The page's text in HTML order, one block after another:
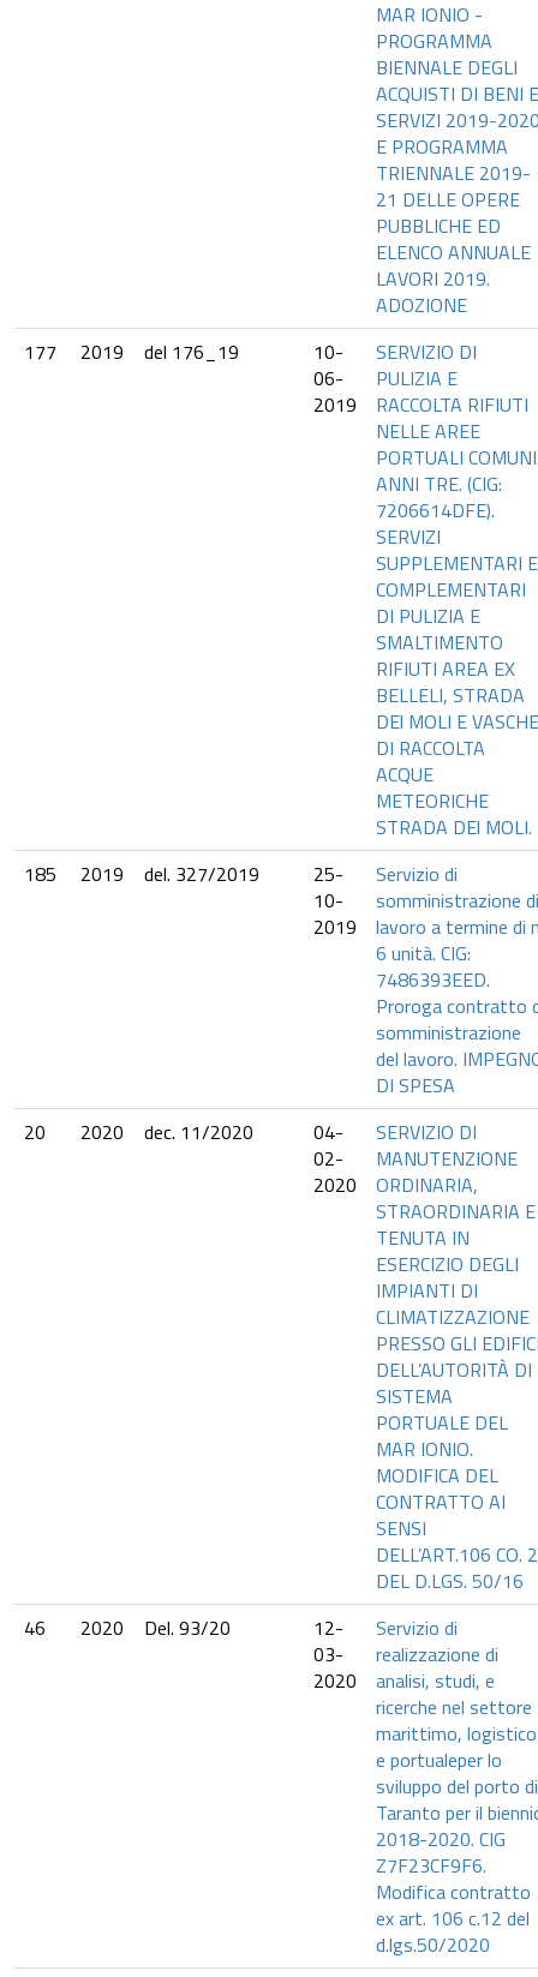
MAR IONIO -
PROGRAMMA
BIENNALE DEGLI
ACQUISTI DI BENI E
SERVIZI 2019-
E PROGRAMMA
TRIENNALE 2019-
21 DELLE OPERE
PUBBLICHE ED
ELENCO ANNUALE
LAVORI 2019.
ADOZIONE
177
2019 del 176_19
10-
06-
2019
SERVIZIO DI
PULIZIA E
RACCOLTA RIFIUTI
NELLE AREE
PORTUALI
ANNI TRE. (CIG:
7206614DFE).
SERVIZI
SUPPLEMENTARI E
COMPLEMENTARI
DI PULIZIA E
SMALTIMENTO
RIFIUTI AREA EX
BELLELI, STRADA
DEl MOLI E VASCHE
DI RACCOLTA
ACQUE
METEORICHE
STRADA DEl MOLI.
185
2019 del. 327/2019
25-
10-
2019
Servizio di
somministrazione di
lavoro a termine di
6 unità. CIG:
7486393EED.
Proroga contratto
somministrazione
del lavoro.
DI SPESA
20
2020 dec. 11/2020
04-
02-
2020
SERVIZIO DI
MANUTENZIONE
ORDINARIA,
STRAORDINARIA E
TENUTA IN
ESERCIZIO DEGLI
IMPIANTI DI
CLIMATIZZAZIONE
PRESSO GLI
DELL’AUTORITÀ DI
SISTEMA
PORTUALE DEL
MAR IONIO.
MODIFICA DEL
CONTRATTO AI
SENSI
DELL’ART.106 CO. 2
DEL D.LGS. 50/16
46
2020 Del. 93/20
12-
03-
2020
Servizio di
realizzazione di
analisi, studi, e
ricerche nel settore
marittimo, logistico
e portualeper lo
sviluppo del porto di
Taranto per il
2018-2020. CIG
Z7F23CF9F6.
Modifica contratto
ex art. 106 c.12 del
d.lgs.50/2020